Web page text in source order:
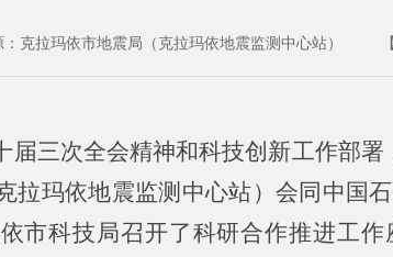
克拉玛依市地震局（克拉玛依地震监测中心站）
届三次全会精神和科技创新工作部
拉玛依地震监测中心站）会同中国
市科技局召开了科研合作推进工